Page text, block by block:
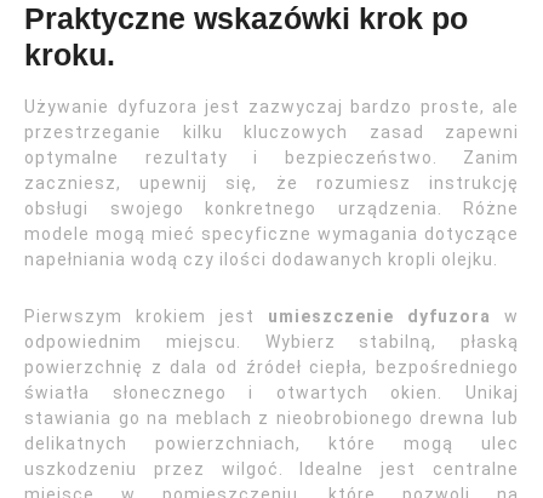
Praktyczne wskazówki krok po
kroku.
Używanie dyfuzora jest zazwyczaj bardzo proste, ale
przestrzeganie kilku kluczowych zasad zapewni
optymalne rezultaty i bezpieczeństwo. Zanim
zaczniesz, upewnij się, że rozumiesz instrukcję
obsługi swojego konkretnego urządzenia. Różne
modele mogą mieć specyficzne wymagania dotyczące
napełniania wodą czy ilości dodawanych kropli olejku.
Pierwszym krokiem jest umieszczenie dyfuzora
w
odpowiednim miejscu. Wybierz stabilną, płaską
powierzchnię z dala od źródeł ciepła, bezpośredniego
światła słonecznego i otwartych okien. Unikaj
stawiania go na meblach z nieobrobionego drewna lub
delikatnych powierzchniach, które mogą ulec
uszkodzeniu przez wilgoć. Idealne jest centralne